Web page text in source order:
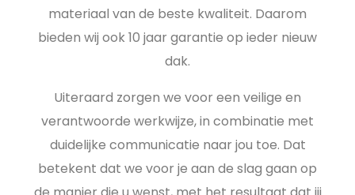
materiaal van de beste kwaliteit. Daarom
bieden wij ook 10 jaar garantie op ieder nieuw
dak.
Uiteraard zorgen we voor een veilige en
verantwoorde werkwijze, in combinatie met
duidelijke communicatie naar jou toe. Dat
betekent dat we voor je aan de slag gaan op